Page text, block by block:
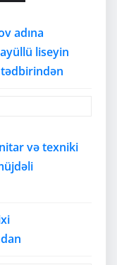
adına
liseyin
tədbirindən
və texniki